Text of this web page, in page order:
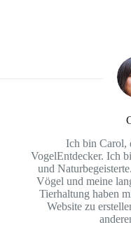
Ich bin Carol,
VogelEntdecker. Ich
und
Vögel und meine
Tierhaltung haben
Website zu